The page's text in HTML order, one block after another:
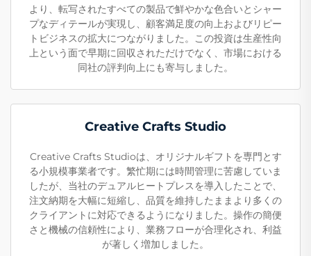
より、転写されたすべての製品で鮮やかな色合いとシャー
プなディテールが実現し、顧客満足度の向上およびリピー
トビジネスの拡大につながりました。この投資は生産性向
上という面で早期に回収されただけでなく、市場における
同社の評判向上にも寄与しました。
Creative Crafts Studio
Creative Crafts Studioは、オリジナルギフトを専門とす
る小規模事業者です。繁忙期には時間管理に苦慮していま
したが、当社のデュアルヒートプレスを導入したことで、
注文納期を大幅に短縮し、品質を維持したままより多くの
クライアントに対応できるようになりました。操作の簡便
さと機械の信頼性により、業務フローが合理化され、利益
が著しく増加しました。